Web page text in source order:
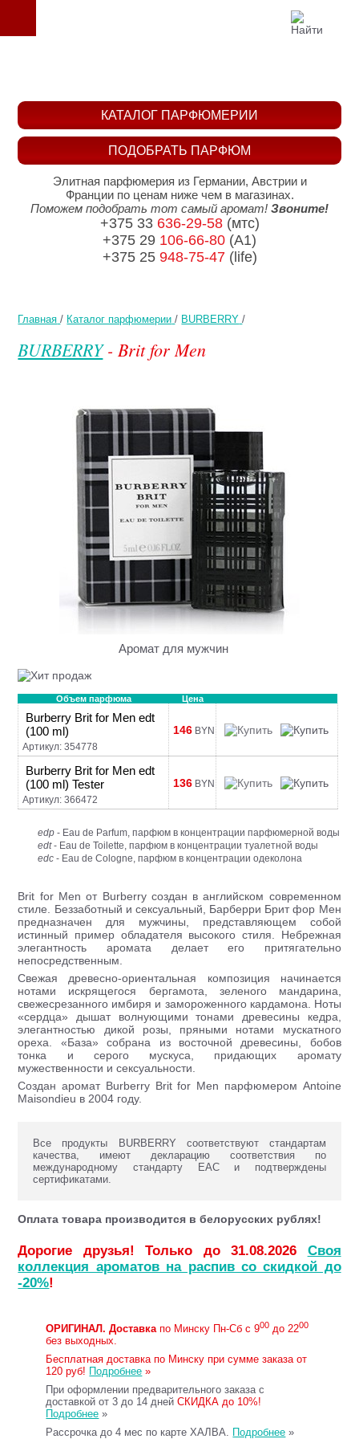
Главная / Каталог парфюмерии / BURBERRY /
BURBERRY- Brit for Men
Аромат для мужчин
Объем парфюма Цена
Burberry Brit for Men edt
(100 ml)
Артикул: 354778
146 BYN
Burberry Brit for Men edt
(100 ml) Tester
Артикул: 366472
136 BYN
edp - Eau de Parfum, парфюм в концентрации парфюмерной воды
edt- Eau de Toilette, парфюм в концентрации туалетной воды
edc - Eau de Cologne, парфюм в концентрации одеколона
Brit for Men от Burberry создан в английском современном
стиле. Беззаботный и сексуальный, Барберри Брит фор Мен
предназначен для мужчины, представляющем собой
истинный пример обладателя высокого стиля. Небрежная
элегантность аромата делает его притягательно
непосредственным.
Свежая древесно-ориентальная композиция начинается
нотами искрящегося бергамота, зеленого мандарина,
свежесрезанного имбиря и замороженного кардамона. Ноты
«сердца» дышат волнующими тонами древесины кедра,
элегантностью дикой розы, пряными нотами мускатного
ореха. «База» собрана из восточной древесины, бобов
тонка и серого мускуса, придающих аромату
мужественности и сексуальности.
Создан аромат Burberry Brit for Men парфюмером Antoine
Maisondieu в 2004 году.
Все продукты BURBERRY соответствуют стандартам
качества, имеют декларацию соответствия по
международному стандарту ЕАС и подтверждены
сертификатами.
Оплата товара производится в белорусских рублях!
Дорогие друзья! Только до 31.08.2026 Своя
коллекция ароматов на распив со скидкой до
-20%!
ОРИГИНАЛ. Доставкапо Минску Пн-Сб с 900 до 2200
без выходных.
Бесплатная доставка по Минску при сумме заказа от
120 руб! Подробнее »
При оформлении предварительного заказа с
доставкой от 3 до 14 днейСКИДКА до 10%!
Подробнее »
Рассрочка до 4 мес по карте ХАЛВА. Подробнее »
ПОДОБРАТЬ ПАРФЮМ
КАТАЛОГ ПАРФЮМЕРИИ
Элитная парфюмерия из Германии, Австрии и
Франции по ценам ниже чем в магазинах.
Поможем подобрать тот самый аромат! Звоните!
+375 33 636-29-58(мтс)
+375 29 106-66-80 (A1)
+375 25 948-75-47(life)